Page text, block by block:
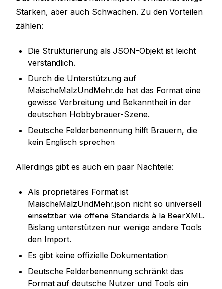
Stärken, aber auch Schwächen. Zu den Vorteilen
zählen:
Die Strukturierung als JSON-Objekt ist leicht
verständlich.
Durch die Unterstützung auf
MaischeMalzUndMehr.de hat das Format eine
gewisse Verbreitung und Bekanntheit in der
deutschen Hobbybrauer-Szene.
Deutsche Felderbenennung hilft Brauern, die
kein Englisch sprechen
Allerdings gibt es auch ein paar Nachteile:
Als proprietäres Format ist
MaischeMalzUndMehr.json nicht so universell
einsetzbar wie offene Standards à la BeerXML.
Bislang unterstützen nur wenige andere Tools
den Import.
Es gibt keine offizielle Dokumentation
Deutsche Felderbenennung schränkt das
Format auf deutsche Nutzer und Tools ein